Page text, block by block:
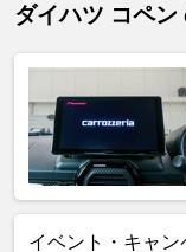
ダイハツ コペン
イベント・キャ